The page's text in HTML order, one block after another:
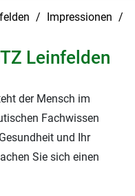
Impressionen
Leinfelden
der Mensch im
Fachwissen
und Ihr
Sie sich einen